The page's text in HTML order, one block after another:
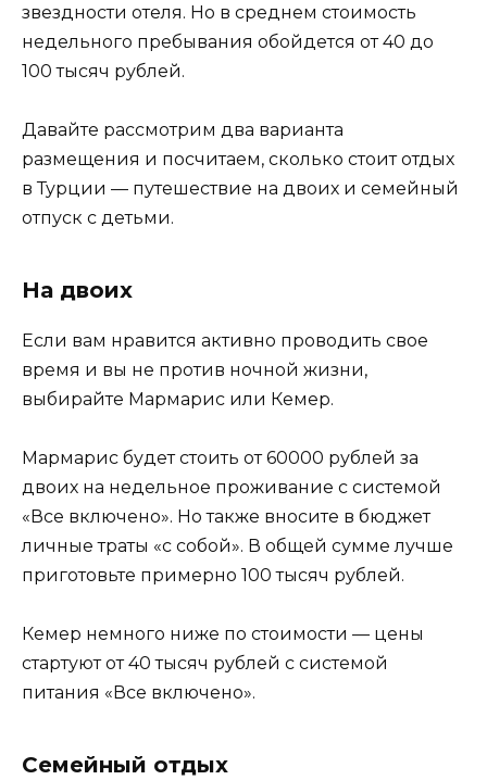
звездности отеля. Но в среднем стоимость
недельного пребывания обойдется от 40 до
100 тысяч рублей.
Давайте рассмотрим два варианта
размещения и посчитаем, сколько стоит отдых
в Турции — путешествие на двоих и семейный
отпуск с детьми.
На двоих
Если вам нравится активно проводить свое
время и вы не против ночной жизни,
выбирайте Мармарис или Кемер.
Мармарис будет стоить от 60000 рублей за
двоих на недельное проживание с системой
«Все включено». Но также вносите в бюджет
личные траты «с собой». В общей сумме лучше
приготовьте примерно 100 тысяч рублей.
Кемер немного ниже по стоимости — цены
стартуют от 40 тысяч рублей с системой
питания «Все включено».
Семейный отдых